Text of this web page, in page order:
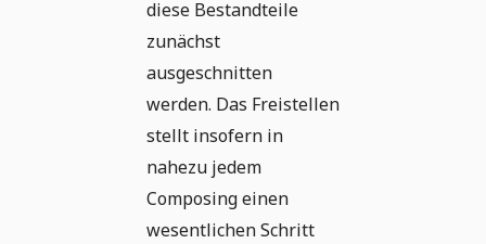
diese Bestandteile
zunächst
ausgeschnitten
werden. Das Freistellen
stellt insofern in
nahezu jedem
Composing einen
wesentlichen Schritt